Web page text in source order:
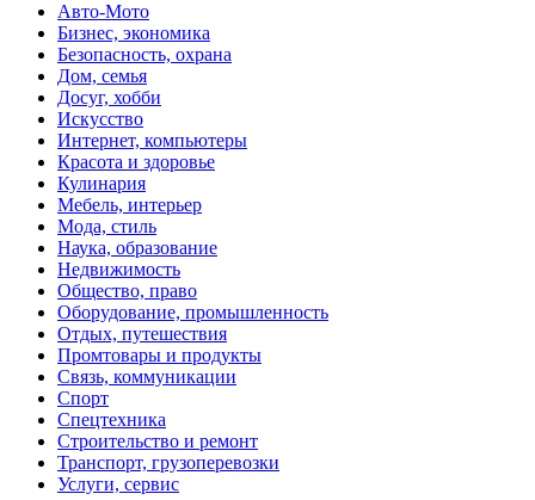
Авто-Мото
Бизнес, экономика
Безопасность, охрана
Дом, семья
Досуг, хобби
Искусство
Интернет, компьютеры
Красота и здоровье
Кулинария
Мебель, интерьер
Мода, стиль
Наука, образование
Недвижимость
Общество, право
Оборудование, промышленность
Отдых, путешествия
Промтовары и продукты
Связь, коммуникации
Спорт
Спецтехника
Строительство и ремонт
Транспорт, грузоперевозки
Услуги, сервис